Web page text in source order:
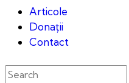
Articole
Donații
Contact